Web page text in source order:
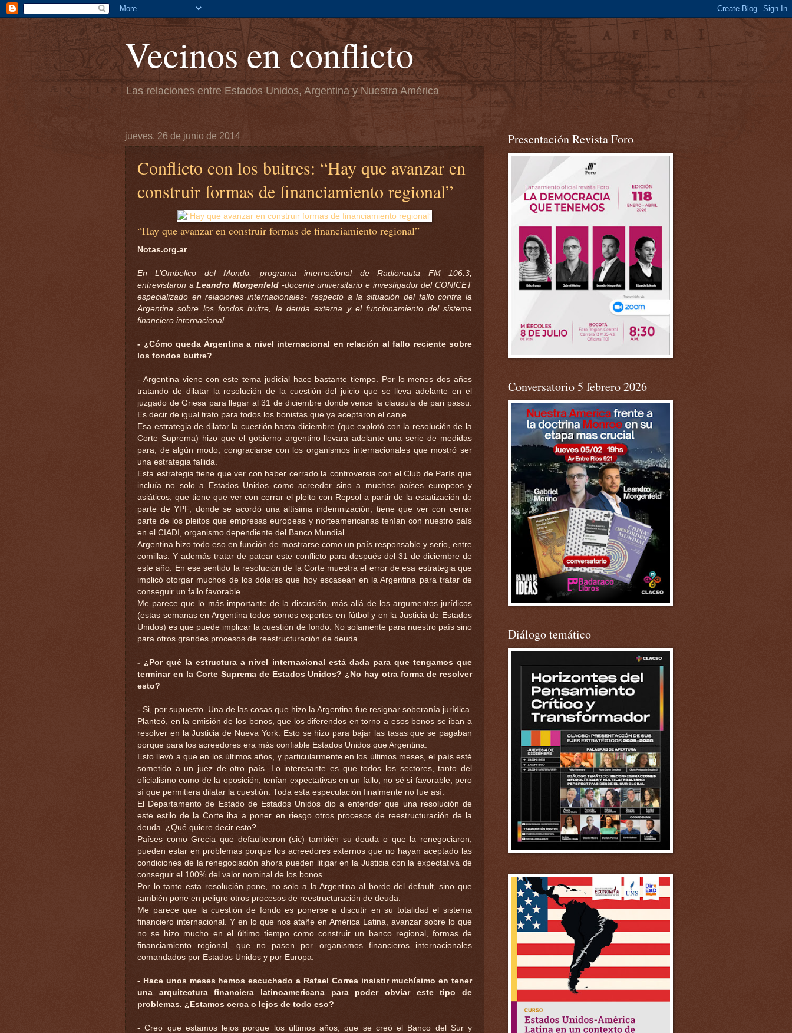
Vecinos en conflicto
Las relaciones entre Estados Unidos, Argentina y Nuestra América
jueves, 26 de junio de 2014
Conflicto con los buitres: “Hay que avanzar en
construir formas de financiamiento regional”
“Hay que avanzar en construir formas de financiamiento regional”
Notas.org.ar
En L’Ombelico del Mondo, programa internacional de Radionauta FM 106.3,
entrevistaron aLeandro Morgenfeld -docente universitario e investigador del CONICET
especializado en relaciones internacionales- respecto a la situación del fallo contra la
Argentina sobre los fondos buitre, la deuda externa y el funcionamiento del sistema
financiero internacional.
- ¿Cómo queda Argentina a nivel internacional en relación al fallo reciente sobre
los fondos buitre?
- Argentina viene con este tema judicial hace bastante tiempo. Por lo menos dos años
tratando de dilatar la resolución de la cuestión del juicio que se lleva adelante en el
juzgado de Griesa para llegar al 31 de diciembre donde vence la clausula de pari passu.
Es decir de igual trato para todos los bonistas que ya aceptaron el canje.
Esa estrategia de dilatar la cuestión hasta diciembre (que explotó con la resolución de la
Corte Suprema) hizo que el gobierno argentino llevara adelante una serie de medidas
para, de algún modo, congraciarse con los organismos internacionales que mostró ser
una estrategia fallida.
Esta estrategia tiene que ver con haber cerrado la controversia con el Club de París que
incluía no solo a Estados Unidos como acreedor sino a muchos países europeos y
asiáticos; que tiene que ver con cerrar el pleito con Repsol a partir de la estatización de
parte de YPF, donde se acordó una altísima indemnización; tiene que ver con cerrar
parte de los pleitos que empresas europeas y norteamericanas tenían con nuestro país
en el CIADI, organismo dependiente del Banco Mundial.
Argentina hizo todo eso en función de mostrarse como un país responsable y serio, entre
comillas. Y además tratar de patear este conflicto para después del 31 de diciembre de
este año. En ese sentido la resolución de la Corte muestra el error de esa estrategia que
implicó otorgar muchos de los dólares que hoy escasean en la Argentina para tratar de
conseguir un fallo favorable.
Me parece que lo más importante de la discusión, más allá de los argumentos jurídicos
(estas semanas en Argentina todos somos expertos en fútbol y en la Justicia de Estados
Unidos) es que puede implicar la cuestión de fondo. No solamente para nuestro país sino
para otros grandes procesos de reestructuración de deuda.
- ¿Por qué la estructura a nivel internacional está dada para que tengamos que
terminar en la Corte Suprema de Estados Unidos? ¿No hay otra forma de resolver
esto?
- Si, por supuesto. Una de las cosas que hizo la Argentina fue resignar soberanía jurídica.
Planteó, en la emisión de los bonos, que los diferendos en torno a esos bonos se iban a
resolver en la Justicia de Nueva York. Esto se hizo para bajar las tasas que se pagaban
porque para los acreedores era más confiable Estados Unidos que Argentina.
Esto llevó a que en los últimos años, y particularmente en los últimos meses, el país esté
sometido a un juez de otro país. Lo interesante es que todos los sectores, tanto del
oficialismo como de la oposición, tenían expectativas en un fallo, no sé si favorable, pero
sí que permitiera dilatar la cuestión. Toda esta especulación finalmente no fue así.
El Departamento de Estado de Estados Unidos dio a entender que una resolución de
este estilo de la Corte iba a poner en riesgo otros procesos de reestructuración de la
deuda. ¿Qué quiere decir esto?
Países como Grecia que defaultearon (sic) también su deuda o que la renegociaron,
pueden estar en problemas porque los acreedores externos que no hayan aceptado las
condiciones de la renegociación ahora pueden litigar en la Justicia con la expectativa de
conseguir el 100% del valor nominal de los bonos.
Por lo tanto esta resolución pone, no solo a la Argentina al borde del default, sino que
también pone en peligro otros procesos de reestructuración de deuda.
Me parece que la cuestión de fondo es ponerse a discutir en su totalidad el sistema
financiero internacional. Y en lo que nos atañe en América Latina, avanzar sobre lo que
no se hizo mucho en el último tiempo como construir un banco regional, formas de
financiamiento regional, que no pasen por organismos financieros internacionales
comandados por Estados Unidos y por Europa.
- Hace unos meses hemos escuchado a Rafael Correa insistir muchísimo en tener
una arquitectura financiera latinoamericana para poder obviar este tipo de
problemas. ¿Estamos cerca o lejos de todo eso?
- Creo que estamos lejos porque los últimos años, que se creó el Banco del Sur y
Presentación Revista Foro
Conversatorio 5 febrero 2026
Diálogo temático